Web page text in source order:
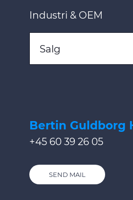
Industri & OEM
Salg
Bertin Guldborg
+45 60 39 26 05
SEND MAIL